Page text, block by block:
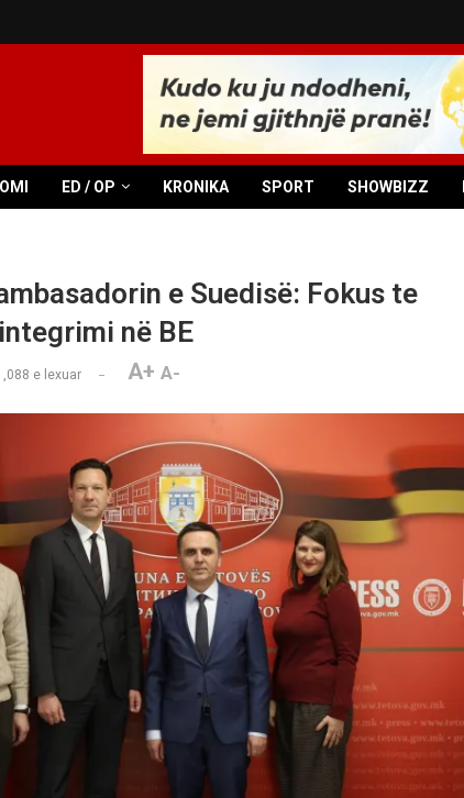
ED / OP KRONIKA SPORT SHOWBIZZ
e Suedisë: Fokus te
në BE
e lexuar A+ A-